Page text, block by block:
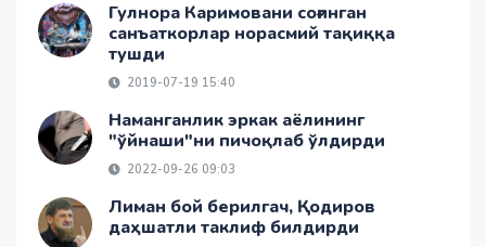
Гулнора Каримовани соғинган
санъаткорлар норасмий тақиққа
тушди
2019-07-19 15:40
Наманганлик эркак аёлининг
"ўйнаши"ни пичоқлаб ўлдирди
2022-09-26 09:03
Лиман бой берилгач, Қодиров
даҳшатли таклиф билдирди